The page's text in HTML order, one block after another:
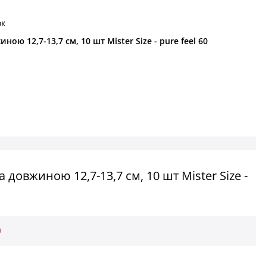
12,7-13,7 см, 10 шт Mister Size - pure feel 60
довжиною 12,7-13,7 см, 10 шт Mister Size -